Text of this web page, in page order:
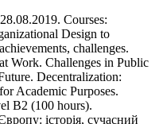
Courses:
Design to
challenges.
Work. Challenges in Public
Decentralization:
Academic Purposes.
B2 (100 hours).
історія, сучасний